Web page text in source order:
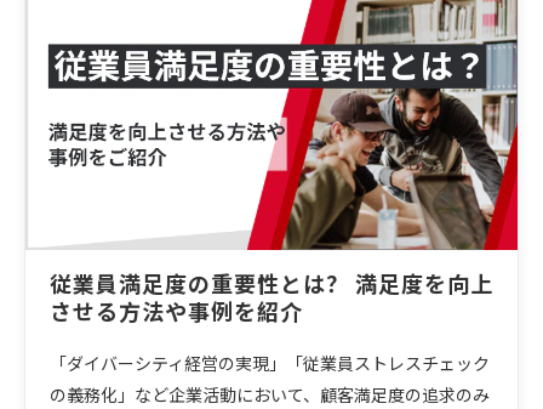
従業員満足度の重要性とは？ 満足度を向上
させる方法や事例を紹介
「ダイバーシティ経営の実現」「従業員ストレスチェック
の義務化」など企業活動において、顧客満足度の追求のみ